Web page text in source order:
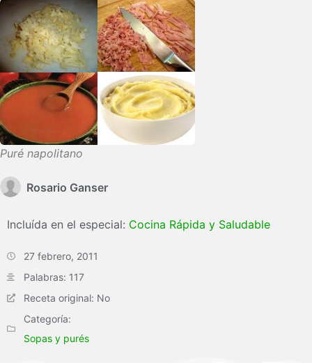
Puré napolitano
Rosario Ganser
Incluída en el especial: Cocina Rápida y Saludable
27 febrero, 2011
Palabras: 117
Receta original: No
Categoría:
Sopas y purés